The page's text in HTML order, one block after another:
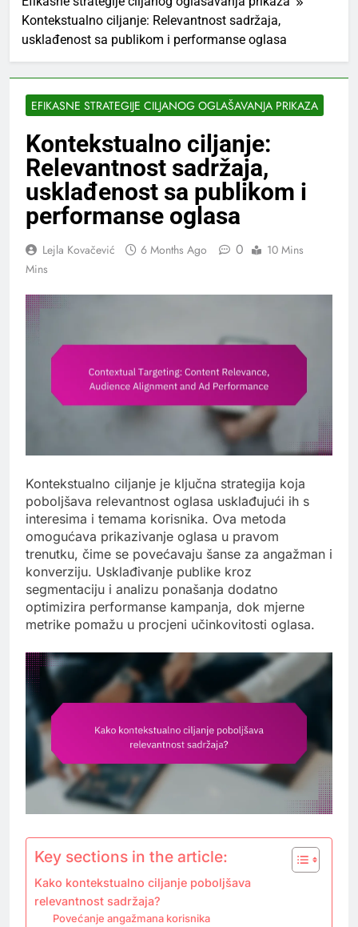
Kontekstualno ciljanje: Relevantnost sadržaja,
usklađenost sa publikom i performanse oglasa
EFIKASNE STRATEGIJE CILJANOG OGLAŠAVANJA PRIKAZA
Kontekstualno ciljanje:
Relevantnost sadržaja,
usklađenost sa publikom i
performanse oglasa
Lejla Kovačević 6 Months Ago 0
10 Mins
Mins
Kontekstualno ciljanje je ključna strategija koja
poboljšava relevantnost oglasa usklađujući ih s
interesima i temama korisnika. Ova metoda
omogućava prikazivanje oglasa u pravom
trenutku, čime se povećavaju šanse za angažman i
konverziju. Usklađivanje publike kroz
segmentaciju i analizu ponašanja dodatno
optimizira performanse kampanja, dok mjerne
metrike pomažu u procjeni učinkovitosti oglasa.
Key sections in the article:
Kako kontekstualno ciljanje poboljšava
relevantnost sadržaja?
Povećanje angažmana korisnika